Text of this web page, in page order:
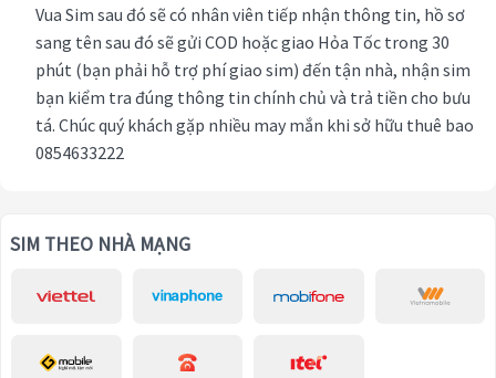
Vua Sim sau đó sẽ có nhân viên tiếp nhận thông tin, hồ sơ
sang tên sau đó sẽ gửi COD hoặc giao Hỏa Tốc trong 30
phút (bạn phải hỗ trợ phí giao sim) đến tận nhà, nhận sim
bạn kiểm tra đúng thông tin chính chủ và trả tiền cho bưu
tá. Chúc quý khách gặp nhiều may mắn khi sở hữu thuê bao
0854633222
SIM THEO NHÀ MẠNG